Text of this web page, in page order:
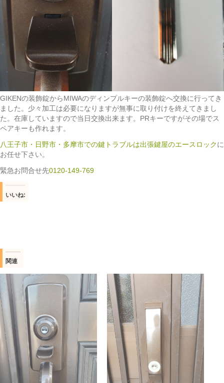
GIKENの装飾錠からMIWAのディンプルキーの装飾錠へ交換に行ってき
ました。少々加工は必要になりますが無事に取り付けを終えてきまし
た。在庫していますので当日交換出来ます。PRキーですがその場でス
ペアキーも作れます。
八王子市・日野市・多摩市での鍵トラブルは出張鍵屋のエースロック に
お任せ下さい。
緊急お問合せ先0120-149-769
いいね:
関連